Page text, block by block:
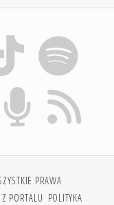
PRAWA
PORTALU POLITYKA